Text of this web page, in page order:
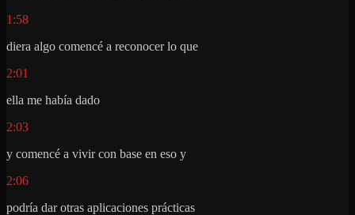
1:58
diera algo comencé a reconocer lo que
2:01
ella me había dado
2:03
y comencé a vivir con base en eso y
2:06
podría dar otras aplicaciones prácticas